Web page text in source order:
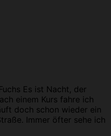
Es ist Nacht, der
einem Kurs fahre ich
doch schon wieder ein
Immer öfter sehe ich